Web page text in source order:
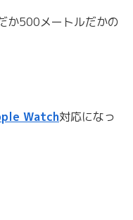
か500メートルだかの
Watch対応になっ